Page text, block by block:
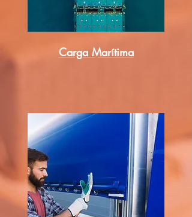
Carga Marítima